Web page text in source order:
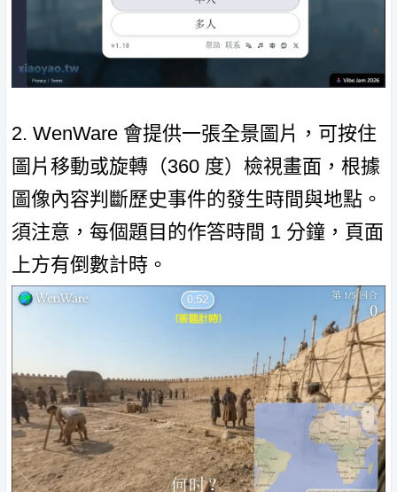
2. WenWare 會提供一張全景圖片，可按住
圖片移動或旋轉（360 度）檢視畫面，根據
圖像內容判斷歷史事件的發生時間與地點。
須注意，每個題目的作答時間 1 分鐘，頁面
上方有倒數計時。